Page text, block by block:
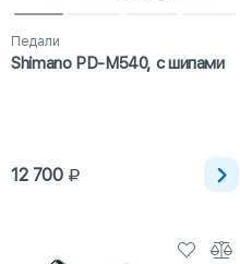
Педали
Shimano PD-M540, с шипами
12 700